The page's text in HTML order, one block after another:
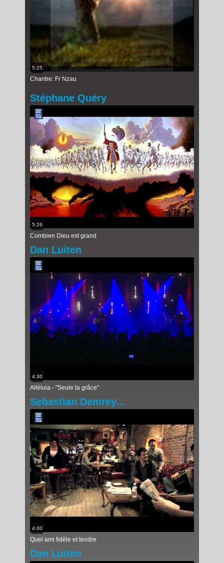
5:25
Chantre: Fr Nzau
Stéphane Quéry
5:26
Combien Dieu est grand
Dan Luiten
4:30
Alléluia - "Seule ta grâce"
Sebastian Demrey...
4:00
Quel ami fidèle et tendre
Dan Luiten